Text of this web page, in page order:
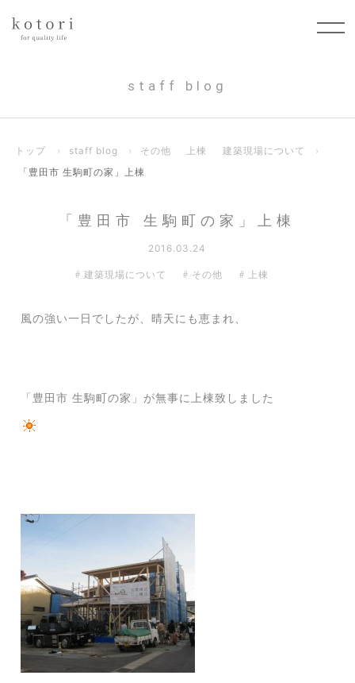
staff blog
トップ › staff blog › その他 上棟 建築現場について
›
「豊田市 生駒町の家」上棟
「豊田市 生駒町の家」上棟
2016.03.24
建築現場について その他 上棟
風の強い一日でしたが、晴天にも恵まれ、
「豊田市 生駒町の家」が無事に上棟致しました